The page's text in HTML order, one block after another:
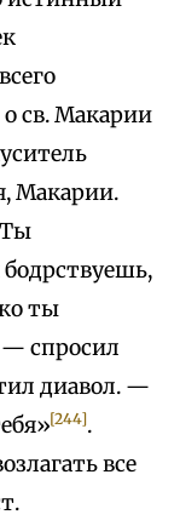
св. Макарии
Макарии.
Ты
ты
спросил
диавол. —
[244].
все